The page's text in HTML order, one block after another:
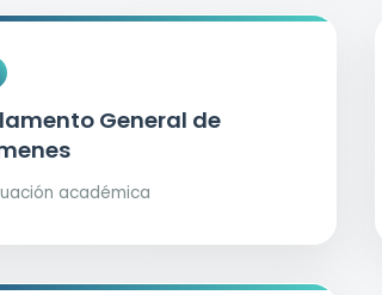
General de
académica